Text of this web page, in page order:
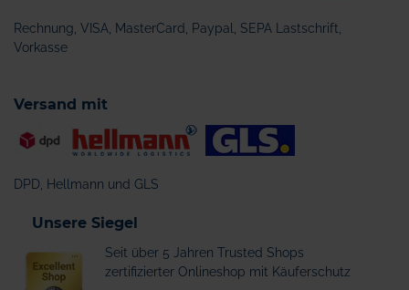
Rechnung, VISA, MasterCard, Paypal, SEPA Lastschrift,
Vorkasse
Versand mit
DPD, Hellmann und GLS
Unsere Siegel
Seit über 5 Jahren Trusted Shops
zertifizierter Onlineshop mit Käuferschutz